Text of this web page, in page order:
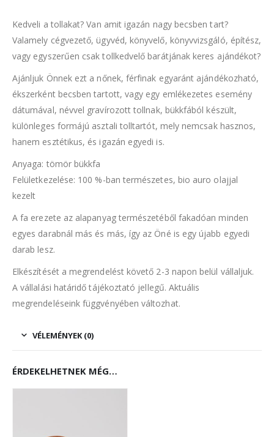
Kedveli a tollakat? Van amit igazán nagy becsben tart?
Valamely cégvezető, ügyvéd, könyvelő, könyvvizsgáló, építész,
vagy egyszerűen csak tollkedvelő barátjának keres ajándékot?
Ajánljuk Önnek ezt a nőnek, férfinak egyaránt ajándékozható,
ékszerként becsben tartott, vagy egy emlékezetes esemény
dátumával, névvel gravírozott tollnak, bükkfából készült,
különleges formájú asztali tolltartót, mely nemcsak hasznos,
hanem esztétikus, és igazán egyedi is.
Anyaga: tömör bükkfa
Felületkezelése: 100 %-ban természetes, bio auro olajjal
kezelt
A fa erezete az alapanyag természetéből fakadóan minden
egyes darabnál más és más, így az Öné is egy újabb egyedi
darab lesz.
Elkészítését a megrendelést követő 2-3 napon belül vállaljuk.
A vállalási határidő tájékoztató jellegű. Aktuális
megrendeléseink függvényében változhat.
VÉLEMÉNYEK (0)
ÉRDEKELHETNEK MÉG…